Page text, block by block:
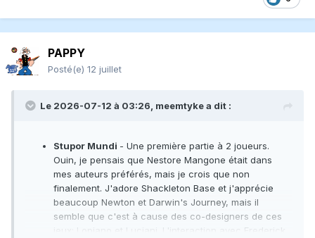
PAPPY
Posté(e) 12 juillet
Le 2026-07-12 à 03:26, meemtykea dit :
Stupor Mundi - Une première partie à 2 joueurs.
Ouin, je pensais que Nestore Mangone était dans
mes auteurs préférés, mais je crois que non
finalement. J'adore Shackleton Base et j'apprécie
beaucoup Newton et Darwin's Journey, mais il
semble que c'est à cause des co-designers de ces
jeux: Lopiano et Luciani. L'interaction avec Frederick